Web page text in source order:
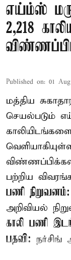
எய்ம்ஸ்
2,218
Published on: 01
மத்திய
செயல்படும்
காலியிடங்களை
பற்றிய
பணி நிறுவனம்:
அறிவியல்
காலி பணி
பதவி: நர்சிங்